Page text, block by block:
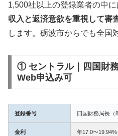
1,500社以上の登録業者の中に
収入と返済意欲を重視して審
します。砺波市からでも全国
① セントラル｜四国財
Web申込み可
登録番号 四国財務局長（
金利 年17.0〜19.94%